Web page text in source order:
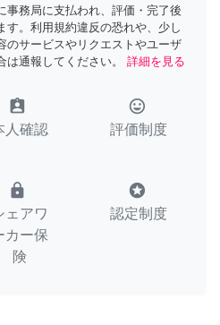
事務局に支払われ、評価・完了後
す。利用規約違反の恐れや、少し
のサービスやリクエストやユーザ
は通報してください。
詳細を見る
assignment_ind
人確認
tag_faces
評価制度
lock
ェアワ
カー保
険
stars
認定制度